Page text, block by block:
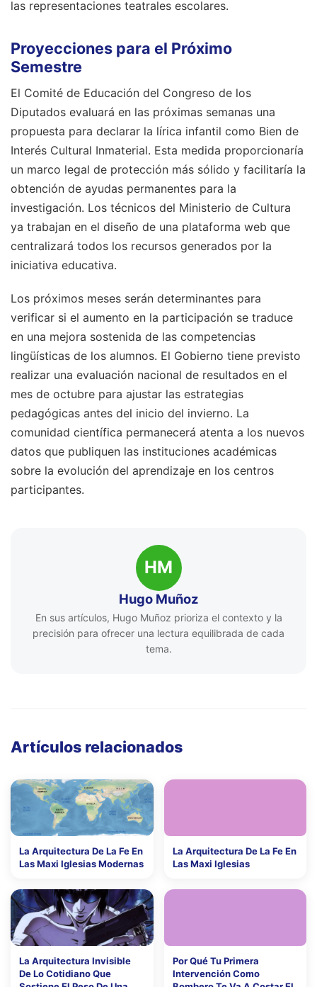
las representaciones teatrales escolares.
Proyecciones para el Próximo
Semestre
El Comité de Educación del Congreso de los
Diputados evaluará en las próximas semanas una
propuesta para declarar la lírica infantil como Bien de
Interés Cultural Inmaterial. Esta medida proporcionaría
un marco legal de protección más sólido y facilitaría la
obtención de ayudas permanentes para la
investigación. Los técnicos del Ministerio de Cultura
ya trabajan en el diseño de una plataforma web que
centralizará todos los recursos generados por la
iniciativa educativa.
Los próximos meses serán determinantes para
verificar si el aumento en la participación se traduce
en una mejora sostenida de las competencias
lingüísticas de los alumnos. El Gobierno tiene previsto
realizar una evaluación nacional de resultados en el
mes de octubre para ajustar las estrategias
pedagógicas antes del inicio del invierno. La
comunidad científica permanecerá atenta a los nuevos
datos que publiquen las instituciones académicas
sobre la evolución del aprendizaje en los centros
participantes.
HM
Hugo Muñoz
En sus artículos, Hugo Muñoz prioriza el contexto y la
precisión para ofrecer una lectura equilibrada de cada
tema.
Artículos relacionados
La Arquitectura De La Fe En
Las Maxi Iglesias Modernas
La Arquitectura De La Fe En
Las Maxi Iglesias
La Arquitectura Invisible
De Lo Cotidiano Que
Por Qué Tu Primera
Intervención Como